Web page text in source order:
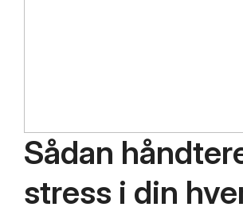
Sådan
stress i din